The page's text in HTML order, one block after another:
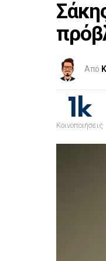
Από
1k
Κοινοποιήσεις